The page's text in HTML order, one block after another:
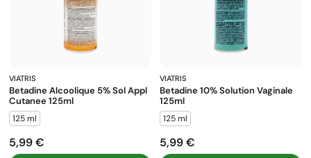
VIATRIS
Betadine Alcoolique 5% Sol Appl
Cutanee 125ml
125 ml
Prix
5,99 €
VIATRIS
Betadine 10% Solution Vaginale
125ml
125 ml
Prix
5,99 €